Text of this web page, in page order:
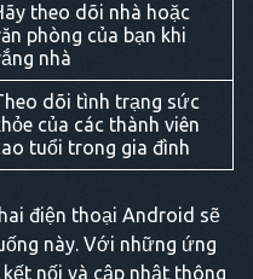
theo dõi nhà hoặc
phòng của bạn khi
nhà
dõi tình trạng sức
của các thành viên
tuổi trong gia đình
điện thoại Android sẽ
này. Với những ứng
nối và cập nhật thông